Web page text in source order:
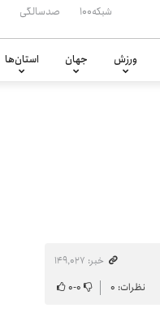
شبکه۱۰۰ صدسالگی
ورزش جهان استان‌ها
خبر: ۱۴۹٬۰۲۷
نظرات: ۰ ۰-۰